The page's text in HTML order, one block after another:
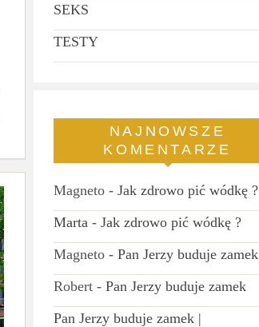
SEKS
TESTY
NAJNOWSZE
KOMENTARZE
Magneto - Jak zdrowo pić wódkę ?
Marta - Jak zdrowo pić wódkę ?
Magneto - Pan Jerzy buduje zamek
Robert - Pan Jerzy buduje zamek
Pan Jerzy buduje zamek |